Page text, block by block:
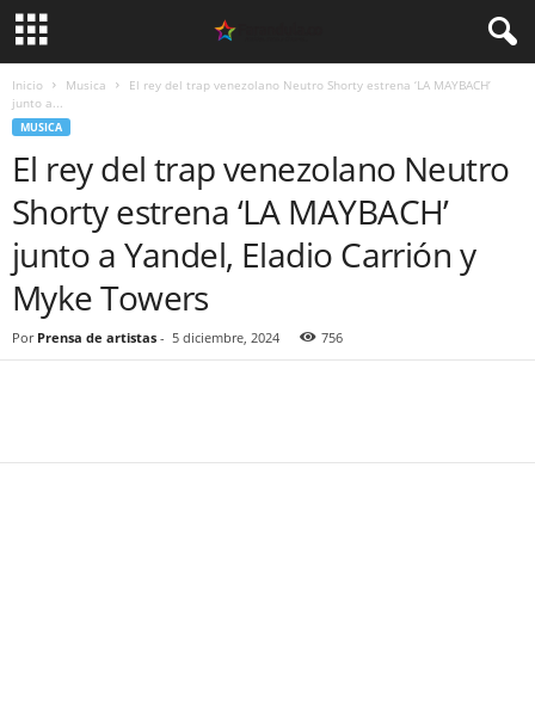
Inicio Musica
El rey del trap venezolano Neutro Shorty estrena ‘LA MAYBACH’
junto a...
MUSICA
El rey del trap venezolano Neutro
Shorty estrena ‘LA MAYBACH’
junto a Yandel, Eladio Carrión y
Myke Towers
Por Prensa de artistas - 5 diciembre, 2024 756